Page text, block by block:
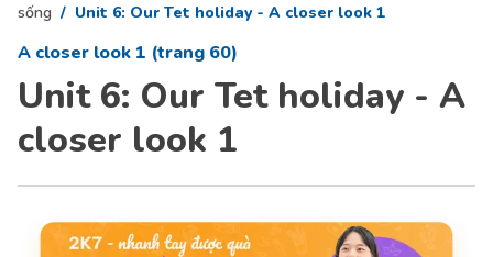
sống
Unit 6: Our Tet holiday - A closer look 1
A closer look 1 (trang 60)
Unit 6: Our Tet holiday - A
closer look 1